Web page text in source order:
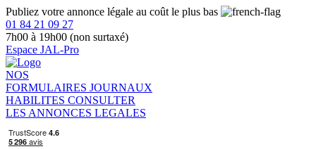
Publiez votre annonce légale au coût le plus bas
01 84 21 09 27
7h00 à 19h00 (non surtaxé)
Espace JAL-Pro
NOS
FORMULAIRES JOURNAUX
HABILITES CONSULTER
LES ANNONCES LEGALES